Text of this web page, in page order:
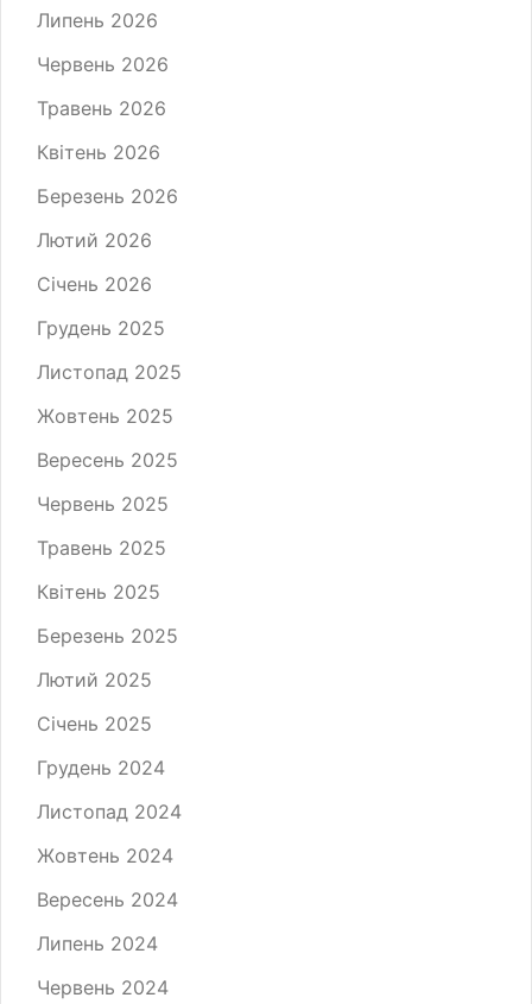
Липень 2026
Червень 2026
Травень 2026
Квітень 2026
Березень 2026
Лютий 2026
Січень 2026
Грудень 2025
Листопад 2025
Жовтень 2025
Вересень 2025
Червень 2025
Травень 2025
Квітень 2025
Березень 2025
Лютий 2025
Січень 2025
Грудень 2024
Листопад 2024
Жовтень 2024
Вересень 2024
Липень 2024
Червень 2024